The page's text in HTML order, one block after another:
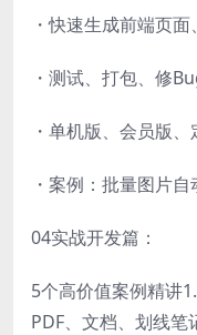
・快速生成前端页
・测试、打包、修
・单机版、会员版
・案例：批量图片
04实战开发篇：
5个高价值案例精讲
PDF、文档、划线